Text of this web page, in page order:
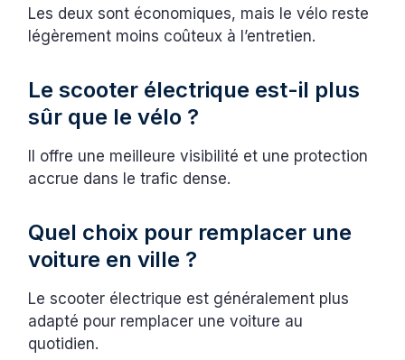
Les deux sont économiques, mais le vélo reste
légèrement moins coûteux à l’entretien.
Le scooter électrique est-il plus
sûr que le vélo ?
Il offre une meilleure visibilité et une protection
accrue dans le trafic dense.
Quel choix pour remplacer une
voiture en ville ?
Le scooter électrique est généralement plus
adapté pour remplacer une voiture au
quotidien.